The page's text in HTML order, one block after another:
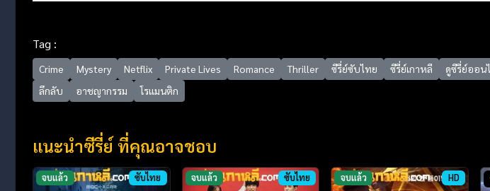
Tag :
Crime Mystery Netflix Private Lives Romance Thriller ซีรี่ย์ซับไทย ซีรี่ย์เกาหลี ดูซีรี่ย์ออน
ลึกลับ
อาชญากรรม โรแมนติก
แนะนำซีรี่ย์ ที่คุณอาจชอบ
จบแล้ว ซับไทย จบแล้ว ซับไทย จบแล้ว HD